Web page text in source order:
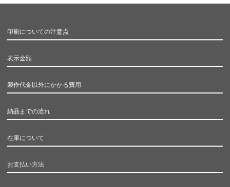
印刷についての注意点
表示金額
製作代金以外にかかる費用
納品までの流れ
在庫について
お支払い方法